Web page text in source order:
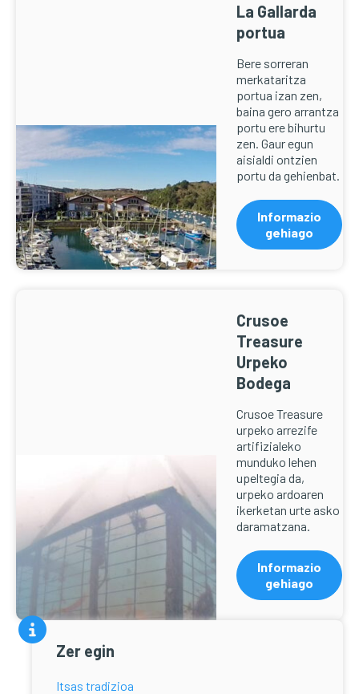
La Gallarda
portua
Bere sorreran
merkataritza
portua izan zen,
baina gero arrantza
portu ere bihurtu
zen. Gaur egun
aisialdi ontzien
portu da gehienbat.
Informazio
gehiago
Crusoe
Treasure
Urpeko
Bodega
Crusoe Treasure
urpeko arrezife
artifizialeko
munduko lehen
upeltegia da,
urpeko ardoaren
ikerketan urte asko
daramatzana.
Informazio
gehiago
Zer egin
Itsas tradizioa